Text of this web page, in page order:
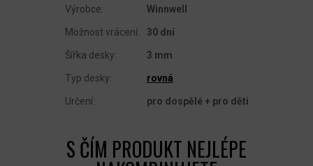
Výrobce: Winnwell
Možnost vrácení: 30 dní
Šířka desky: 3 mm
Typ desky: rovná
Určení: pro dospělé + pro děti